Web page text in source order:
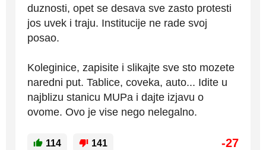
duznosti, opet se desava sve zasto protesti
jos uvek i traju. Institucije ne rade svoj
posao.
Koleginice, zapisite i slikajte sve sto mozete
naredni put. Tablice, coveka, auto... Idite u
najblizu stanicu MUPa i dajte izjavu o
ovome. Ovo je vise nego nelegalno.
114 141 -27